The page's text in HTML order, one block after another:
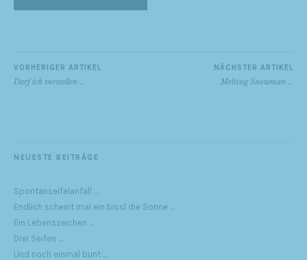
VORHERIGER ARTIKEL
Darf ich vorstellen …
NÄCHSTER ARTIKEL
Melting Snowman …
NEUESTE BEITRÄGE
Spontanseifelanfall …
Endlich scheint mal ein bissl die Sonne …
Ein Lebenszeichen …
Drei Seifen …
Und noch einmal bunt …